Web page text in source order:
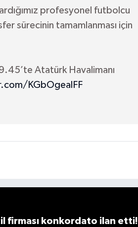
profesyonel futbolcu
sürecinin tamamlanması için
Atatürk Havalimanı
KGbOgealFF
firması konkordato ilan etti!